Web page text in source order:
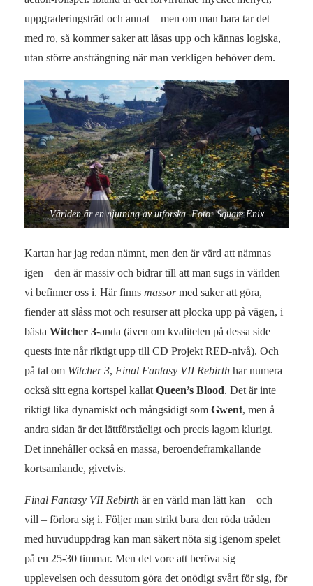
uppgraderingsträd och annat – men om man bara tar det
med ro, så kommer saker att låsas upp och kännas logiska,
utan större ansträngning när man verkligen behöver dem.
Världen är en njutning av utforska. Foto: Square Enix
Kartan har jag redan nämnt, men den är värd att nämnas
igen – den är massiv och bidrar till att man sugs in världen
vi befinner oss i. Här finns massormed saker att göra,
fiender att slåss mot och resurser att plocka upp på vägen, i
bästa Witcher 3-anda (även om kvaliteten på dessa side
quests inte når riktigt upp till CD Projekt RED-nivå). Och
på tal om Witcher 3, Final Fantasy VII Rebirth har numera
också sitt egna kortspel kallat Queen’s Blood. Det är inte
riktigt lika dynamiskt och mångsidigt som Gwent, men å
andra sidan är det lättförståeligt och precis lagom klurigt.
Det innehåller också en massa, beroendeframkallande
kortsamlande, givetvis.
Final Fantasy VII Rebirth är en värld man lätt kan – och
vill – förlora sig i. Följer man strikt bara den röda tråden
med huvuduppdrag kan man säkert nöta sig igenom spelet
på en 25-30 timmar. Men det vore att beröva sig
upplevelsen och dessutom göra det onödigt svårt för sig, för